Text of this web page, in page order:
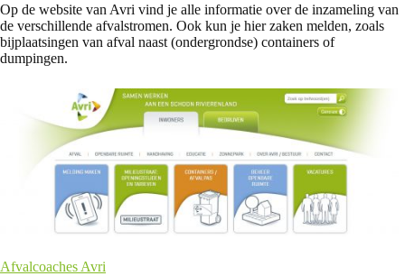
Op de website van Avri vind je alle informatie over de inzameling van
de verschillende afvalstromen. Ook kun je hier zaken melden, zoals
bijplaatsingen van afval naast (ondergrondse) containers of
dumpingen.
Afvalcoaches Avri